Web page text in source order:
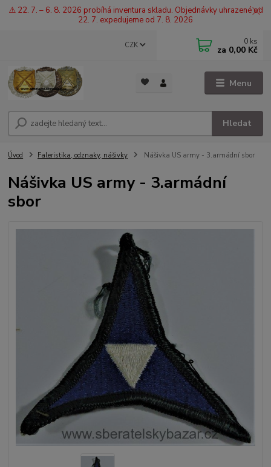
⚠️ 22. 7. – 6. 8. 2026 probíhá inventura skladu. Objednávky uhrazené od
22. 7. expedujeme od 7. 8. 2026
Menu
CZK
Hledat
0 ks
za 0,00 Kč
Úvod Faleristika, odznaky, nášivky Nášivka US army - 3.armádní sbor
Nášivka US army - 3.armádní
sbor